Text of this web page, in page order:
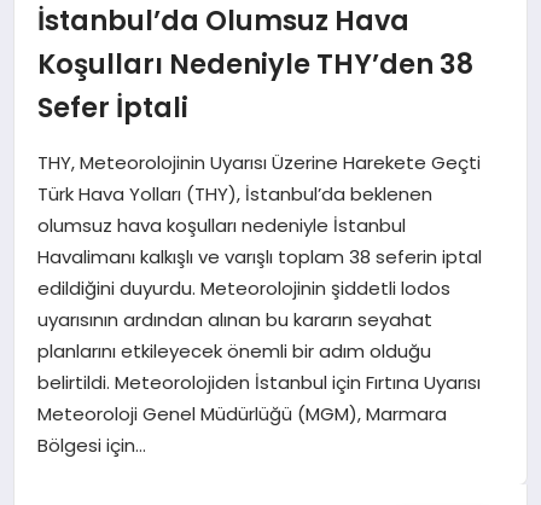
TEKNOLOJI
SPOR
YAŞAM
EĞITIM
İstanbul’da Olumsuz Hava
Koşulları Nedeniyle THY’den 38
Sefer İptali
THY, Meteorolojinin Uyarısı Üzerine Harekete Geçti
Türk Hava Yolları (THY), İstanbul’da beklenen
olumsuz hava koşulları nedeniyle İstanbul
Havalimanı kalkışlı ve varışlı toplam 38 seferin iptal
edildiğini duyurdu. Meteorolojinin şiddetli lodos
uyarısının ardından alınan bu kararın seyahat
planlarını etkileyecek önemli bir adım olduğu
belirtildi. Meteorolojiden İstanbul için Fırtına Uyarısı
Meteoroloji Genel Müdürlüğü (MGM), Marmara
Bölgesi için…